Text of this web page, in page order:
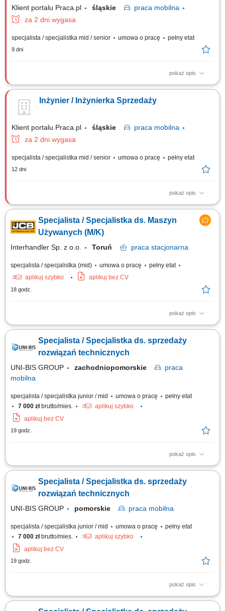
Klient portalu Praca.pl śląskie praca mobilna
za 2 dni wygasa
specjalista / specjalistka mid / senior umowa o pracę pełny etat
9 dni
pokaż opis
Realizacja strategii sprzedażowej w zakresie nowoczesnego
obszarze. Identyfikowanie potrzeb technologicznych klientów oraz
doradztwo techniczno-handlowe ukierunkowane na optymalizację
Inżynier / Inżynierka Sprzedaży
Klient portalu Praca.pl śląskie praca mobilna
za 2 dni wygasa
specjalista / specjalistka mid / senior umowa o pracę pełny etat
12 dni
pokaż opis
Opis stanowiska Kompleksowe rozwijanie sieci sprzedaży narzędzi oraz
oprzyrządowania do obrabiarek CNC w wyznaczonym regionie. Aktywne
pozyskiwanie nowych partnerów biznesowych i budowanie trwałych
relacji z obecnymi klientami. Doradztwo techniczne w zakresie
Specjalista / Specjalistka ds. Maszyn
Używanych (M/K)
Interhandler Sp. z o.o. Toruń praca stacjonarna
specjalista / specjalistka (mid) umowa o pracę
pełny etat
aplikuj szybko
aplikuj bez CV
18 godz.
pokaż opis
Kogo szukamy: Poszukujemy Specjalisty/Specjalistki ds. Maszyn
zagadnieniami technicznymi. Zadania: Zarządzanie ofertą maszyn
używanych – analiza, wycena, comiesięczna aktualizacja oferty;
Specjalista / Specjalistka ds. sprzedaży
rozwiązań technicznych
UNI-BIS GROUP zachodniopomorskie
praca
mobilna
specjalista / specjalistka junior / mid umowa o pracę
pełny etat
7 000 złbrutto/mies.
aplikuj szybko
aplikuj bez CV
19 godz.
pokaż opis
Opis stanowiska: rozwijanie sprzedaży poprzez aktywne działania w
oraz proponowanie dopasowanych rozwiązań, prowadzenie prezentacji i
negocjacji handlowych, utrzymywanie trwałych relacji i dbanie o wysoki
Specjalista / Specjalistka ds. sprzedaży
rozwiązań technicznych
UNI-BIS GROUP pomorskie praca mobilna
specjalista / specjalistka junior / mid umowa o pracę
pełny etat
7 000 złbrutto/mies.
aplikuj szybko
aplikuj bez CV
19 godz.
pokaż opis
Opis stanowiska: rozwijanie sprzedaży poprzez aktywne działania w